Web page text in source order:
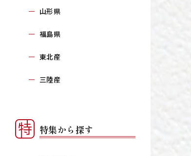
山形県
福島県
東北産
三陸産
特集から探す